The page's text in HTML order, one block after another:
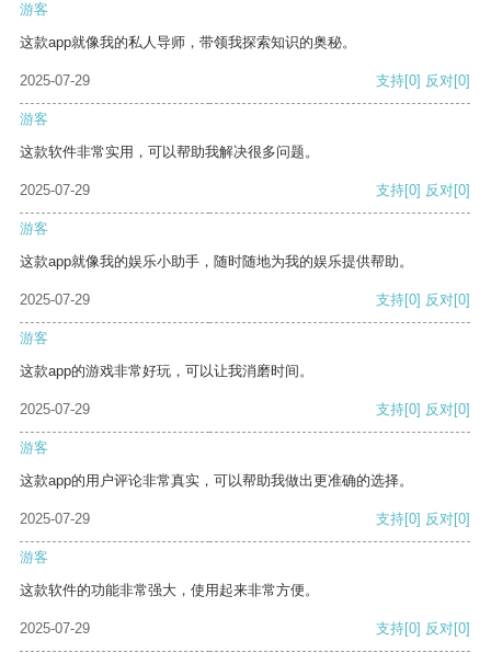
游客
这款app就像我的私人导师，带领我探索知识的奥秘。
2025-07-29 支持[0] 反对[0]
游客
这款软件非常实用，可以帮助我解决很多问题。
2025-07-29 支持[0] 反对[0]
游客
这款app就像我的娱乐小助手，随时随地为我的娱乐提供帮助。
2025-07-29 支持[0] 反对[0]
游客
这款app的游戏非常好玩，可以让我消磨时间。
2025-07-29 支持[0] 反对[0]
游客
这款app的用户评论非常真实，可以帮助我做出更准确的选择。
2025-07-29 支持[0] 反对[0]
游客
这款软件的功能非常强大，使用起来非常方便。
2025-07-29 支持[0] 反对[0]